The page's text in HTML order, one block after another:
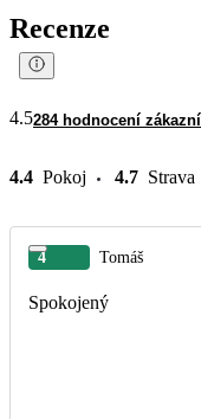
Recenze
4.5284 hodnocení
4.4 Pokoj 4.7 Strava
4 Tomáš
Spokojený